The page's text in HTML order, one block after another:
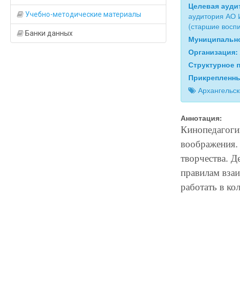
Учебно-методические материалы
Банки данных
Целевая
аудитория АО
(старшие
Организация:
Структурное
Аннотация:
воображения.
творчества.
правилам
работать в